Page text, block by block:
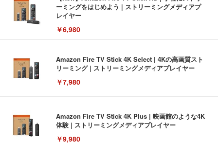
ーミングをはじめよう | ストリーミングメディアプ
レイヤー
￥6,980
Amazon Fire TV Stick 4K Select | 4Kの高画質スト
リーミング | ストリーミングメディアプレイヤー
￥7,980
Amazon Fire TV Stick 4K Plus | 映画館のような4K
体験 | ストリーミングメディアプレイヤー
￥9,980